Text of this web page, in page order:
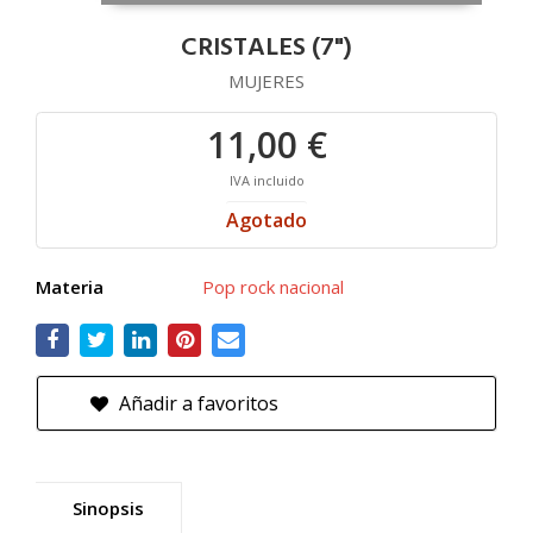
CRISTALES (7")
MUJERES
11,00 €
IVA incluido
Agotado
Materia Pop rock nacional
Añadir a favoritos
Sinopsis